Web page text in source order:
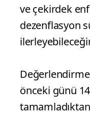
ve çekirdek
dezenflasyon
önceki günü